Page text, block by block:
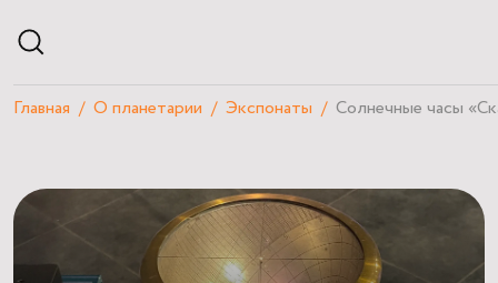
ЭКСКУРСИИ
КУРСЫ И ЛЕКЦИИ
ЧАСТНЫЕ МЕРОПРИЯТИЯ
ПОСЕТИТЕЛЯМ
Главная О планетарии Экспонаты Солнечные часы